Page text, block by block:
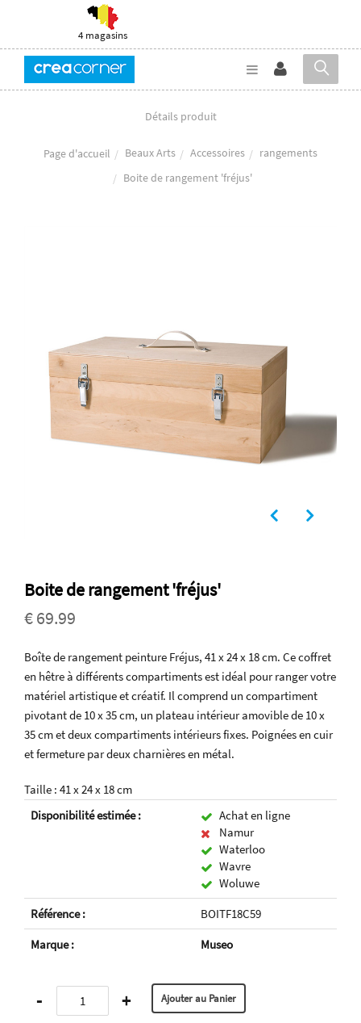
4 magasins
Détails produit
Page d'accueil Beaux Arts Accessoires
rangements
Boite de rangement 'fréjus'
Boite de rangement 'fréjus'
€ 69.99
Boîte de rangement peinture Fréjus, 41 x 24 x 18 cm. Ce coffret
en hêtre à différents compartiments est idéal pour ranger votre
matériel artistique et créatif. Il comprend un compartiment
pivotant de 10 x 35 cm, un plateau intérieur amovible de 10 x
35 cm et deux compartiments intérieurs fixes. Poignées en cuir
et fermeture par deux charnières en métal.
Taille : 41 x 24 x 18 cm
Disponibilité estimée :
Achat en ligne
Namur
Waterloo
Wavre
Woluwe
Référence :
BOITF18C59
Marque :
Museo
- +